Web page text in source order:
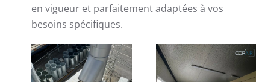
en vigueur et parfaitement adaptées à vos
besoins spécifiques.